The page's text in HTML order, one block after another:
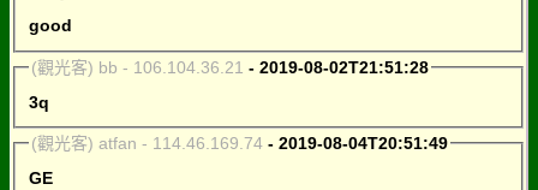
good
(觀光客) bb - 106.104.36.21 - 2019-08-02T21:51:28
3q
(觀光客) atfan - 114.46.169.74- 2019-08-04T20:51:49
GE